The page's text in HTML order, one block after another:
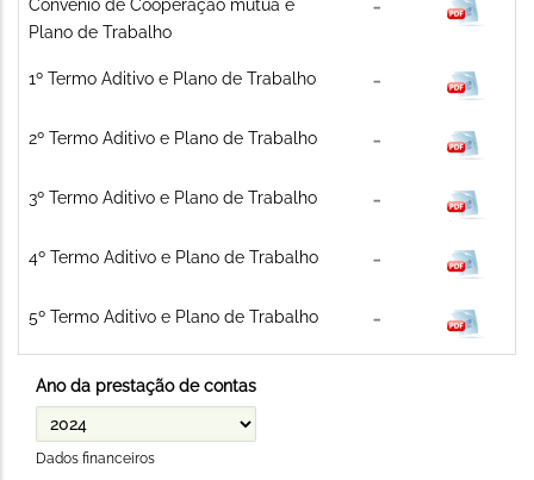
Convênio de Cooperação mútua e
Plano de Trabalho
1º Termo Aditivo e Plano de Trabalho
2º Termo Aditivo e Plano de Trabalho
3º Termo Aditivo e Plano de Trabalho
4º Termo Aditivo e Plano de Trabalho
5º Termo Aditivo e Plano de Trabalho
Ano da prestação de contas
Dados financeiros